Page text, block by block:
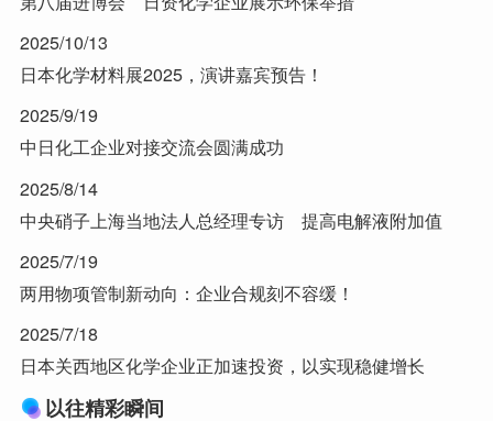
2025/10/13
日本化学材料展2025，演讲嘉宾预告！
2025/9/19
中日化工企业对接交流会圆满成功
2025/8/14
中央硝子上海当地法人总经理专访 提高电解液附加值
2025/7/19
两用物项管制新动向：企业合规刻不容缓！
2025/7/18
日本关西地区化学企业正加速投资，以实现稳健增长
以往精彩瞬间